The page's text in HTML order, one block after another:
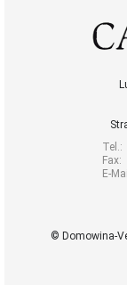
Tel.:
Fax:
E-
© Domowina-